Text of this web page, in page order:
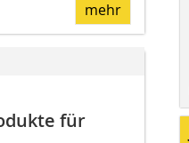
mehr
für